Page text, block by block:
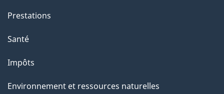
Prestations
Santé
Impôts
Environnement et ressources naturelles